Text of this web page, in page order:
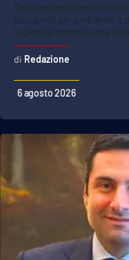
Dalla prevenzione del
passando per ambiente e
regionale approva una
Redazione
6 agosto 2026